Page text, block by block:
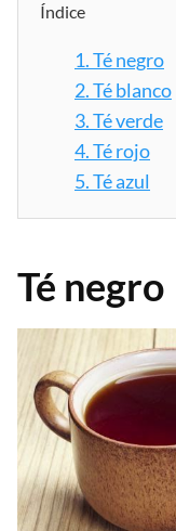
Índice
1.Té negro
2.Té blanco
3.Té verde
4.Té rojo
5.Té azul
Té negro